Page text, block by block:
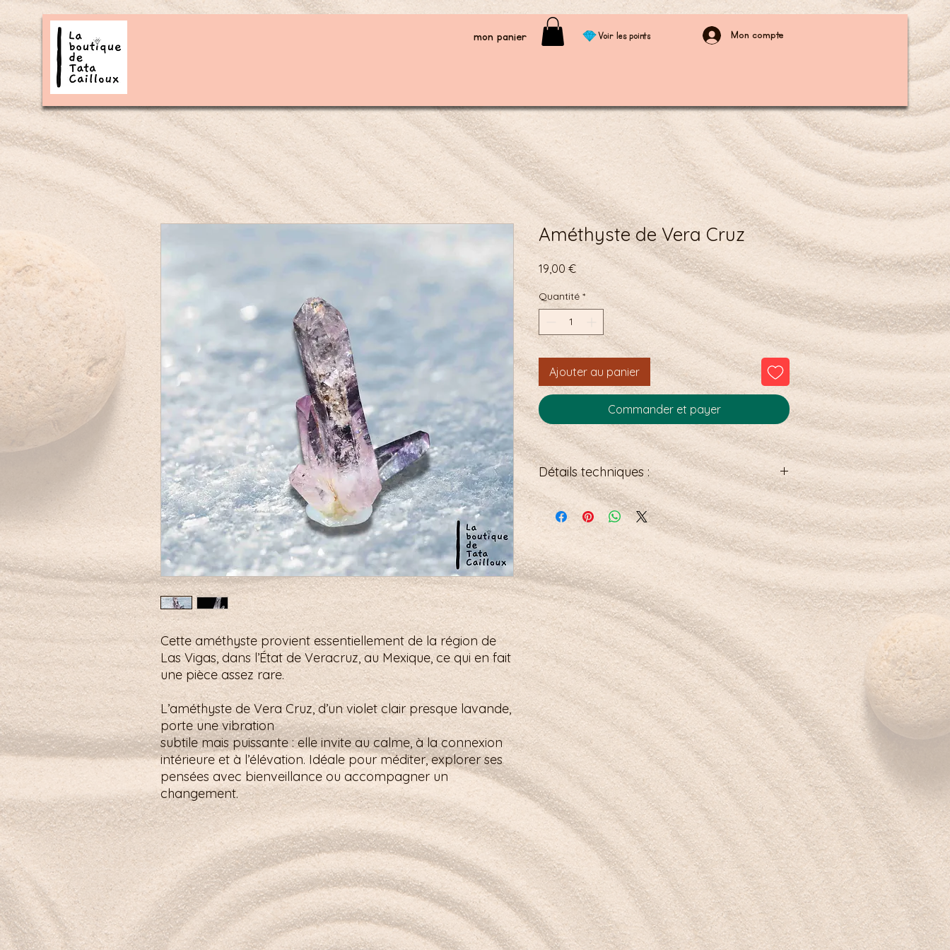
mon panier Mon compte
Voir les points
Cette améthyste provient essentiellement de la région de
Las Vigas, dans l’État de Veracruz, au Mexique, ce qui en fait
une pièce assez rare.
L’améthyste de Vera Cruz, d’un violet clair presque lavande,
porte une vibration
subtile mais puissante : elle invite au calme, à la connexion
intérieure et à l’élévation. Idéale pour méditer, explorer ses
pensées avec bienveillance ou accompagner un
changement.
Améthyste de Vera Cruz
19,00 €Prix
Quantité *
Ajouter au panier
Commander et payer
Détails techniques :
Taille : 30 x 28mm
Petit mot pour la route :Je me reconnecte à la terre, solide comme le jaspe rouge.
Boutique À propos Légal & aide Réseaux sociaux